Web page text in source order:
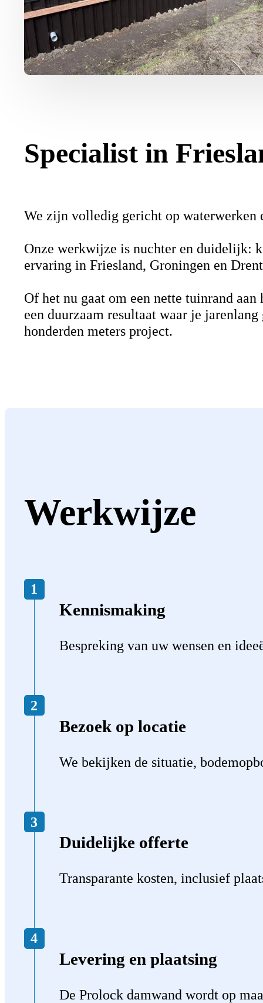
Specialist in
We zijn volledig gericht op waterwerken
Onze werkwijze is nuchter en duidelijk:
ervaring in Friesland, Groningen en
Of het nu gaat om een nette tuinrand
een duurzaam resultaat waar je
honderden meters project.
Werkwijze
Kennismaking
Bespreking van uw wensen en
Bezoek op locatie
We bekijken de situatie,
Duidelijke offerte
Transparante kosten, inclusief
Levering en plaatsing
De Prolock damwand wordt op